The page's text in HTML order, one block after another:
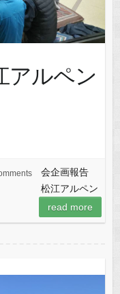
ルペン
会企画報告
松江アルペン
read more